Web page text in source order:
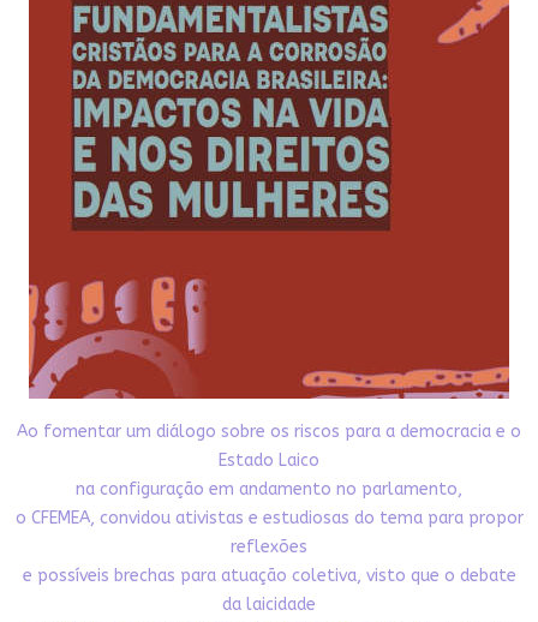
Ao fomentar um diálogo sobre os riscos para a democracia e o
Estado Laico
na configuração em andamento no parlamento,
o CFEMEA, convidou ativistas e estudiosas do tema para propor
reflexões
e possíveis brechas para atuação coletiva, visto que o debate
da laicidade